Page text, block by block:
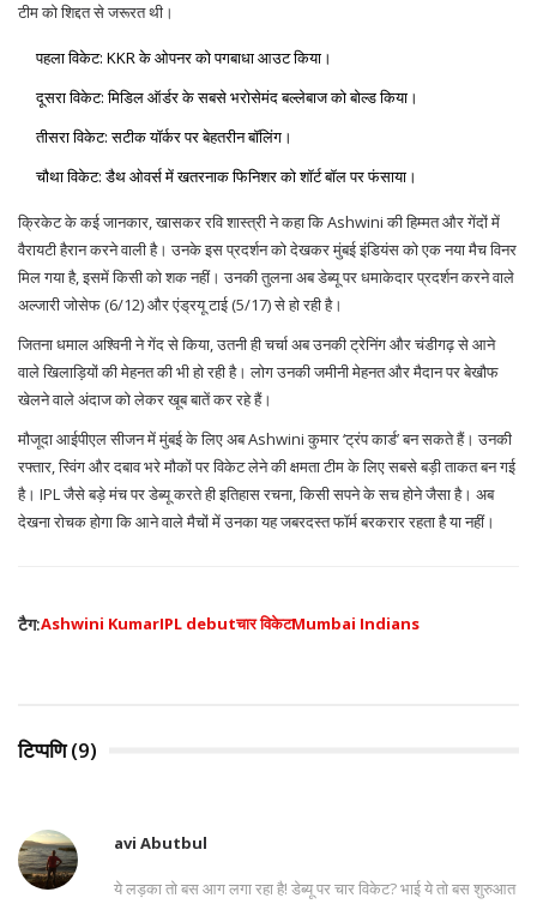
टीम को शिद्दत से जरूरत थी।
पहला विकेट: KKR के ओपनर को पगबाधा आउट किया।
दूसरा विकेट: मिडिल ऑर्डर के सबसे भरोसेमंद बल्लेबाज को बोल्ड किया।
तीसरा विकेट: सटीक यॉर्कर पर बेहतरीन बॉलिंग।
चौथा विकेट: डैथ ओवर्स में खतरनाक फिनिशर को शॉर्ट बॉल पर फंसाया।
क्रिकेट के कई जानकार, खासकर रवि शास्त्री ने कहा कि Ashwini की हिम्मत और गेंदों में
वैरायटी हैरान करने वाली है। उनके इस प्रदर्शन को देखकर मुंबई इंडियंस को एक नया मैच विनर
मिल गया है, इसमें किसी को शक नहीं। उनकी तुलना अब डेब्यू पर धमाकेदार प्रदर्शन करने वाले
अल्जारी जोसेफ (6/12) और एंड्रयू टाई (5/17) से हो रही है।
जितना धमाल अश्विनी ने गेंद से किया, उतनी ही चर्चा अब उनकी ट्रेनिंग और चंडीगढ़ से आने
वाले खिलाड़ियों की मेहनत की भी हो रही है। लोग उनकी जमीनी मेहनत और मैदान पर बेखौफ
खेलने वाले अंदाज को लेकर खूब बातें कर रहे हैं।
मौजूदा आईपीएल सीजन में मुंबई के लिए अब Ashwini कुमार ‘ट्रंप कार्ड’ बन सकते हैं। उनकी
रफ्तार, स्विंग और दबाव भरे मौकों पर विकेट लेने की क्षमता टीम के लिए सबसे बड़ी ताकत बन गई
है। IPL जैसे बड़े मंच पर डेब्यू करते ही इतिहास रचना, किसी सपने के सच होने जैसा है। अब
देखना रोचक होगा कि आने वाले मैचों में उनका यह जबरदस्त फॉर्म बरकरार रहता है या नहीं।
टैग:Ashwini KumarIPL debutचार विकेटMumbai Indians
टिप्पणि (9)
avi Abutbul
ये लड़का तो बस आग लगा रहा है! डेब्यू पर चार विकेट? भाई ये तो बस शुरुआत